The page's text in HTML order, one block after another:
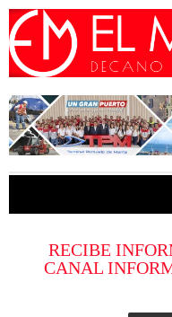
RECIBE
CANAL